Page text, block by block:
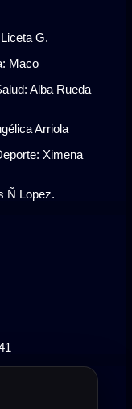
G.
Maco
Alba Rueda
Arriola
Ximena
Ñ Lopez.